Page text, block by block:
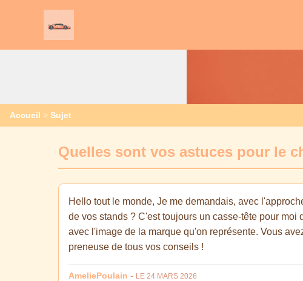
Accueil > Sujet
Quelles sont vos astuces pour le
Hello tout le monde, Je me demandais, avec
de vos stands ? C'est toujours un casse-tête pour
avec l'image de la marque qu'on représente. Vous
preneuse de tous vos conseils !
AmeliePoulain - LE 24 MARS 2026